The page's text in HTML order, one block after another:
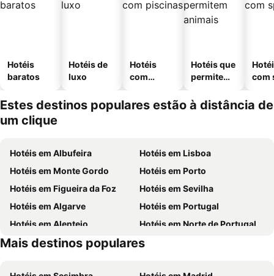
Hotéis
baratos
Hotéis de
luxo
Hotéis
com
Hotéis que
permitem
com
Estes destinos populares estão à distância de
um clique
Hotéis em Albufeira
Hotéis em Lisboa
Hotéis em Monte Gordo
Hotéis em Porto
Hotéis em Figueira da Foz
Hotéis em Sevilha
Hotéis em Algarve
Hotéis em Portugal
Hotéis em Alentejo
Hotéis em Norte de Portugal
Hotéis em Madeira
Hotéis em Espanha
Mais destinos populares